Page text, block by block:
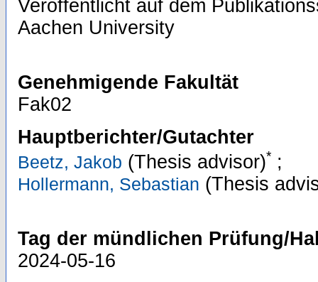
Veröffentlicht auf dem
Aachen University
Genehmigende Fakultät
Fak02
Hauptberichter/Gutachter
Beetz, Jakob (Thesis advisor)* ;
Hollermann, Sebastian (Thesis
Tag der mündlichen Prüfung/
2024-05-16